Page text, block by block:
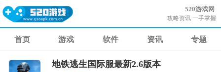
520游戏网
攻略资讯 一手掌握
首页 游戏 软件 资讯 专题
地铁逃生国际服最新2.6版本